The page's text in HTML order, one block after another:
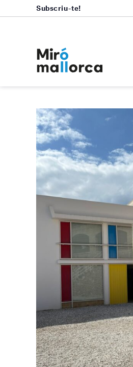
Subscriu-te!